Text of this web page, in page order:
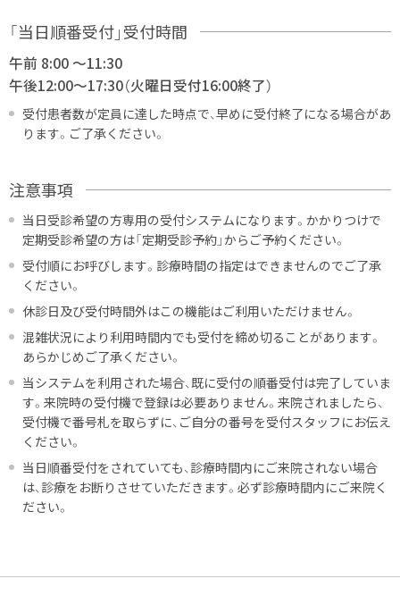
「当日順番受付」受付時間
午前 8:00 ～11:30
午後12:00～17:30（火曜日受付16:00終了）
受付患者数が定員に達した時点で、早めに受付終了になる場合があ
ります。ご了承ください。
注意事項
当日受診希望の方専用の受付システムになります。かかりつけで
定期受診希望の方は「定期受診予約」からご予約ください。
受付順にお呼びします。診療時間の指定はできませんのでご了承
ください。
休診日及び受付時間外はこの機能はご利用いただけません。
混雑状況により利用時間内でも受付を締め切ることがあります。
あらかじめご了承ください。
当システムを利用された場合、既に受付の順番受付は完了していま
す。来院時の受付機で登録は必要ありません。来院されましたら、
受付機で番号札を取らずに、ご自分の番号を受付スタッフにお伝え
ください。
当日順番受付をされていても、診療時間内にご来院されない場合
は、診療をお断りさせていただきます。必ず診療時間内にご来院く
ださい。